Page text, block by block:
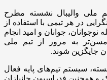
ملی والیبال نشسته مطرح
در هر تیمی با استفاده از
نوجوانان، جوانان و امید انجام
به مرور از تیم ملی
جایگزین شوند.
سیستم تیم‌های پایه فعال
و همچنین فدراسیون جانبازان